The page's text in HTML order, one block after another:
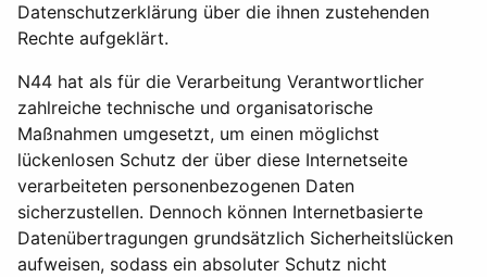
Datenschutzerklärung über die ihnen zustehenden
Rechte aufgeklärt.
N44 hat als für die Verarbeitung Verantwortlicher
zahlreiche technische und organisatorische
Maßnahmen umgesetzt, um einen möglichst
lückenlosen Schutz der über diese Internetseite
verarbeiteten personenbezogenen Daten
sicherzustellen. Dennoch können Internetbasierte
Datenübertragungen grundsätzlich Sicherheitslücken
aufweisen, sodass ein absoluter Schutz nicht